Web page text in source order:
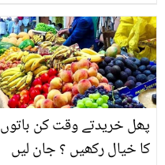
چاہیں گے
پھل خریدتے وقت کن باتوں
کا خیال رکھیں ؟ جان لیں